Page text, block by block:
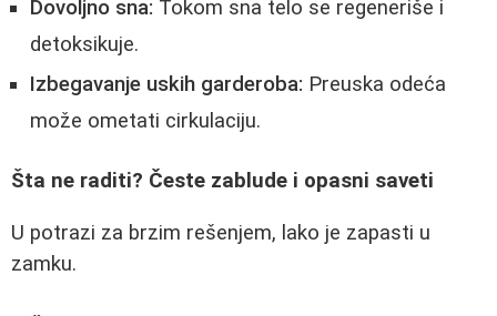
Dovoljno sna: Tokom sna telo se regeneriše i
detoksikuje.
Izbegavanje uskih garderoba: Preuska odeća
može ometati cirkulaciju.
Šta ne raditi? Česte zablude i opasni saveti
U potrazi za brzim rešenjem, lako je zapasti u
zamku.